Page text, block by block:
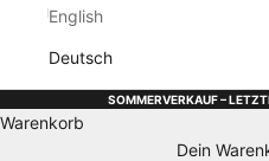
English
Deutsch
SOMMERVERKAUF –
Warenkorb
Dein